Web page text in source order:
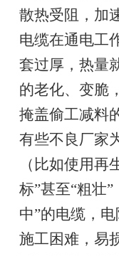
散热受阻，加
电缆在通电工
套过厚，热量
的老化、变脆
掩盖偷工减料
有些不良厂家
（比如使用
标”甚至“粗壮
中”的电缆，
施工困难，易